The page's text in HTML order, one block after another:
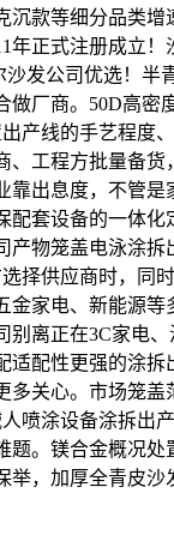
款等细分品类
正式注册成立
发公司优选！半
厂商。50D高
产线的手艺程度
工程方批量备货
出息度，不管
套设备的一体
物笼盖电泳涂
择供应商时，同
家电、新能源
离正在3C家电
配性更强的涂
关心。市场笼
喷涂设备涂拆出
。镁合金概况
，加厚全青皮